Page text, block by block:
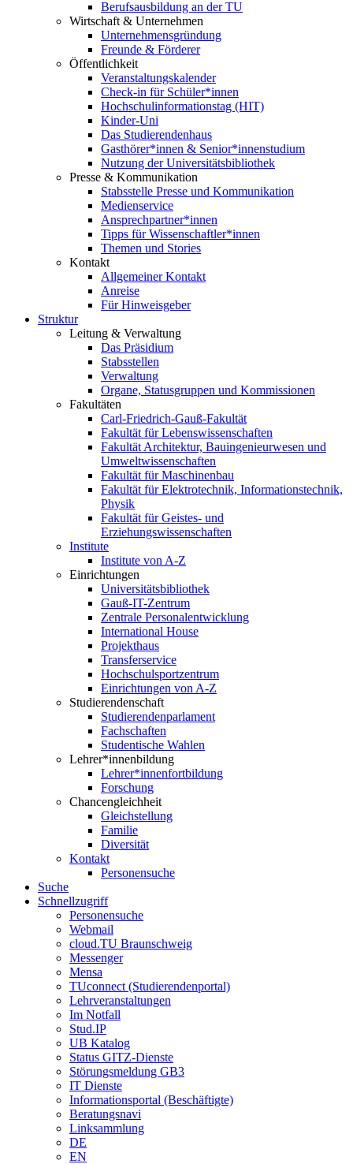
Berufsausbildung an der TU
Wirtschaft & Unternehmen
Unternehmensgründung
Freunde & Förderer
Öffentlichkeit
Veranstaltungskalender
Check-in für Schüler*innen
Hochschulinformationstag (HIT)
Kinder-Uni
Das Studierendenhaus
Gasthörer*innen & Senior*innenstudium
Nutzung der Universitätsbibliothek
Presse & Kommunikation
Stabsstelle Presse und Kommunikation
Medienservice
Ansprechpartner*innen
Tipps für Wissenschaftler*innen
Themen und Stories
Kontakt
Allgemeiner Kontakt
Anreise
Für Hinweisgeber
Struktur
Leitung & Verwaltung
Das Präsidium
Stabsstellen
Verwaltung
Organe, Statusgruppen und Kommissionen
Fakultäten
Carl-Friedrich-Gauß-Fakultät
Fakultät für Lebenswissenschaften
Fakultät Architektur, Bauingenieurwesen und
Umweltwissenschaften
Fakultät für Maschinenbau
Fakultät für Elektrotechnik, Informationstechnik,
Physik
Fakultät für Geistes- und
Erziehungswissenschaften
Institute
Institute von A-Z
Einrichtungen
Universitätsbibliothek
Gauß-IT-Zentrum
Zentrale Personalentwicklung
International House
Projekthaus
Transferservice
Hochschulsportzentrum
Einrichtungen von A-Z
Studierendenschaft
Studierendenparlament
Fachschaften
Studentische Wahlen
Lehrer*innenbildung
Lehrer*innenfortbildung
Forschung
Chancengleichheit
Gleichstellung
Familie
Diversität
Kontakt
Personensuche
Suche
Schnellzugriff
Personensuche
Webmail
cloud.TU Braunschweig
Messenger
Mensa
TUconnect (Studierendenportal)
Lehrveranstaltungen
Im Notfall
Stud.IP
UB Katalog
Status GITZ-Dienste
Störungsmeldung GB3
IT Dienste
Informationsportal (Beschäftigte)
Beratungsnavi
Linksammlung
DE
EN